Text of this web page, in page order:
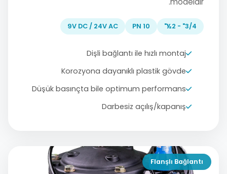
3/4" - 2½"
PN 10
9V DC / 24V AC
Dişli bağlantı ile hızlı montaj
Korozyona dayanıklı plastik gövde
Düşük basınçta bile optimum performans
Darbesiz açılış/kapanış
Flanşlı Bağlantı